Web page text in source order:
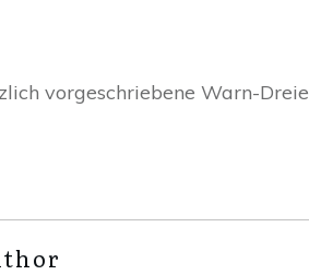
vorgeschriebene Warn-